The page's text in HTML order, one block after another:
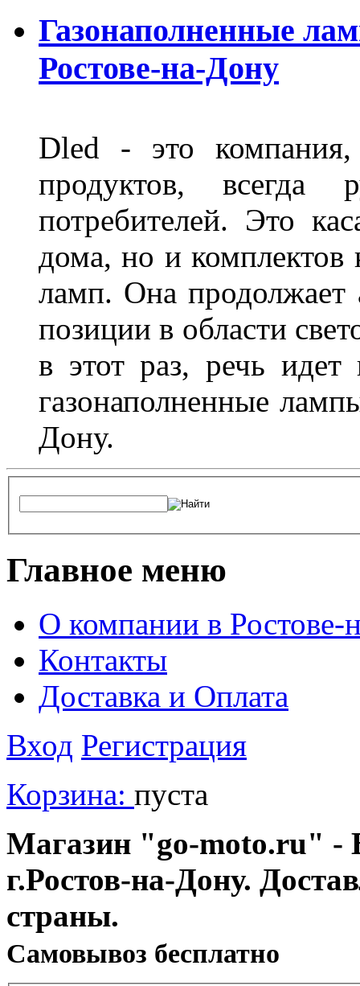
Газонаполненные
Ростове-на-Дону
Dled - это
продуктов, всегда
потребителей. Это
дома, но и комплектов
ламп. Она продолжает
позиции в области
в этот раз, речь
газонаполненные
Дону.
Главное меню
О компании в Ростове-
Контакты
Доставка и Оплата
Вход Регистрация
Корзина: пуста
Магазин "go-moto.ru" -
г.Ростов-на-Дону.
страны.
Cамовывоз бесплатно